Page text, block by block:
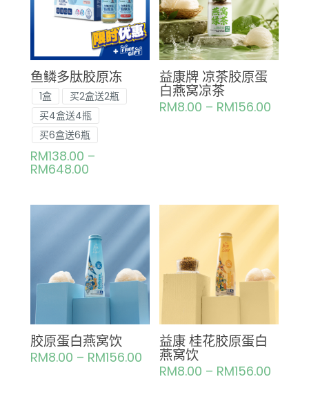
鱼鳞多肽胶原冻
1盒
买2盒送2瓶
买4盒送4瓶
买6盒送6瓶
RM138.00 –
RM648.00
益康牌 凉茶胶原蛋
白燕窝凉茶
RM8.00 – RM156.00
胶原蛋白燕窝饮
RM8.00 – RM156.00
益康 桂花胶原蛋白
燕窝饮
RM8.00 – RM156.00